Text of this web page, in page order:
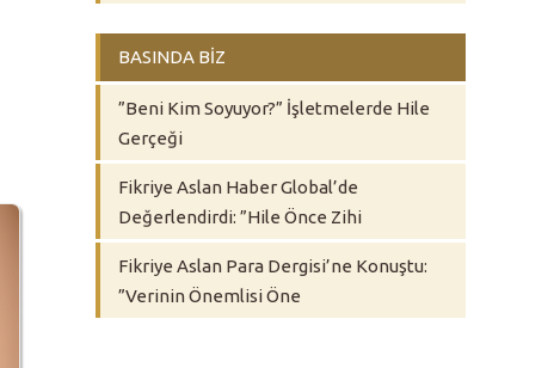
BASINDA BİZ
”Beni Kim Soyuyor?” İşletmelerde Hile
Gerçeği
Fikriye Aslan Haber Global’de
Değerlendirdi: ”Hile Önce Zihi
Fikriye Aslan Para Dergisi’ne Konuştu:
”Verinin Önemlisi Öne